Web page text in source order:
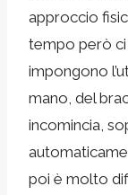
approccio
tempo però
impongono
mano, del
incomincia,
poi è molto